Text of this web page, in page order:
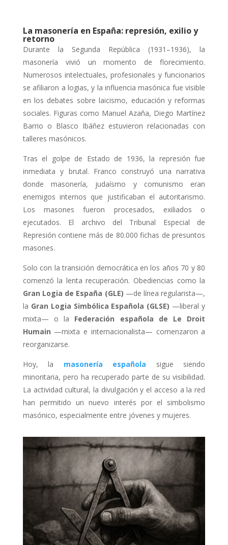
La masonería en España: represión, exilio y
retorno
Durante la Segunda República (1931–1936), la
masonería vivió un momento de florecimiento.
Numerosos intelectuales, profesionales y funcionarios
se afiliaron a logias, y la influencia masónica fue visible
en los debates sobre laicismo, educación y reformas
sociales. Figuras como Manuel Azaña, Diego Martínez
Barrio o Blasco Ibáñez estuvieron relacionadas con
talleres masónicos.
Tras el golpe de Estado de 1936, la represión fue
inmediata y brutal. Franco construyó una narrativa
donde masonería, judaísmo y comunismo eran
enemigos internos que justificaban el autoritarismo.
Los masones fueron procesados, exiliados o
ejecutados. El archivo del Tribunal Especial de
Represión contiene más de 80.000 fichas de presuntos
masones.
Solo con la transición democrática en los años 70 y 80
comenzó la lenta recuperación. Obediencias como la
Gran Logia de España (GLE) —de línea regularista—,
la Gran Logia Simbólica Española (GLSE) —liberal y
mixta— o la Federación española de Le Droit
Humain —mixta e internacionalista— comenzaron a
reorganizarse.
Hoy, la masonería española sigue siendo
minoritaria, pero ha recuperado parte de su visibilidad.
La actividad cultural, la divulgación y el acceso a la red
han permitido un nuevo interés por el simbolismo
masónico, especialmente entre jóvenes y mujeres.